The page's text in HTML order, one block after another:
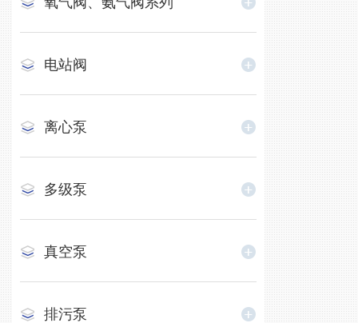
电站阀
离心泵
多级泵
真空泵
排污泵